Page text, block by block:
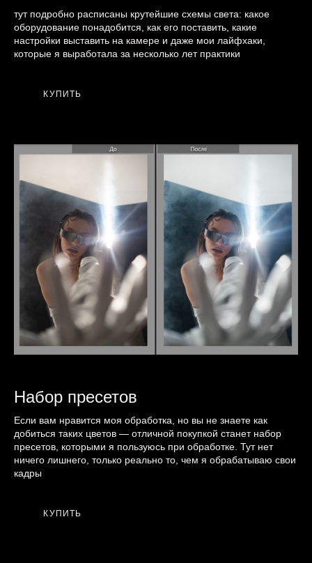
тут подробно расписаны крутейшие схемы света: какое
оборудование понадобится, как его поставить, какие
настройки выставить на камере и даже мои лайфхаки,
которые я выработала за несколько лет практики
КУПИТЬ
Набор пресетов
Если вам нравится моя обработка, но вы не знаете как
добиться таких цветов — отличной покупкой станет набор
пресетов, которыми я пользуюсь при обработке. Тут нет
ничего лишнего, только реально то, чем я обрабатываю свои
кадры
КУПИТЬ